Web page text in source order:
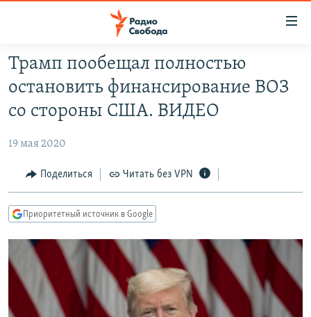
упрощенного
доступа
основному
Вернутся
главной
навигации
Вернутся
поиску
ПРОГРАММЫ
АВТОРСКИЕ ПРОЕКТЫ
ЦИТАТЫ СВОБОДЫ
МНЕНИЯ
IDEL.РЕАЛИИ
КАВКАЗ.РЕАЛИИ
СЕВЕР.РЕАЛИИ
СИБИРЬ.РЕАЛИИ
Трамп пообещал полностью
остановить финансирование ВОЗ
со стороны США. ВИДЕО
19 мая 2020
Поделиться Читать без VPN
Приоритетный источник в Google